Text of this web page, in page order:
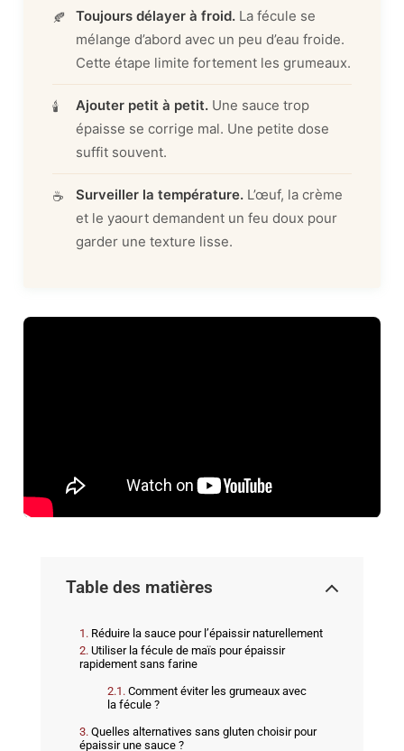
🍂 Toujours délayer à froid. La fécule se
mélange d’abord avec un peu d’eau froide.
Cette étape limite fortement les grumeaux.
🕯️ Ajouter petit à petit. Une sauce trop
épaisse se corrige mal. Une petite dose
suffit souvent.
☕ Surveiller la température. L’œuf, la crème
et le yaourt demandent un feu doux pour
garder une texture lisse.
Table des matières
Réduire la sauce pour l’épaissir naturellement
Utiliser la fécule de maïs pour épaissir
rapidement sans farine
Comment éviter les grumeaux avec
la fécule ?
Quelles alternatives sans gluten choisir pour
épaissir une sauce ?